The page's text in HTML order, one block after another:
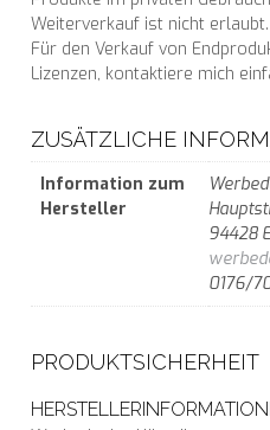
Weiterverkauf ist nicht erlaubt.
Für den Verkauf von
Lizenzen, kontaktiere mich
ZUSÄTZLICHE
Information zum
Hersteller
94428
0176/
PRODUKTSICHERHEIT